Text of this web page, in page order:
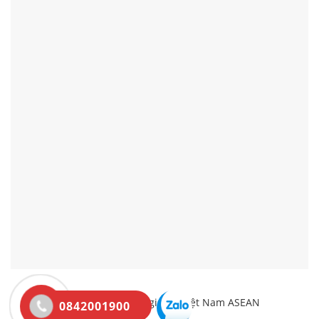
Kênh Thông Tin Logistics Việt Nam ASEAN
0842001900